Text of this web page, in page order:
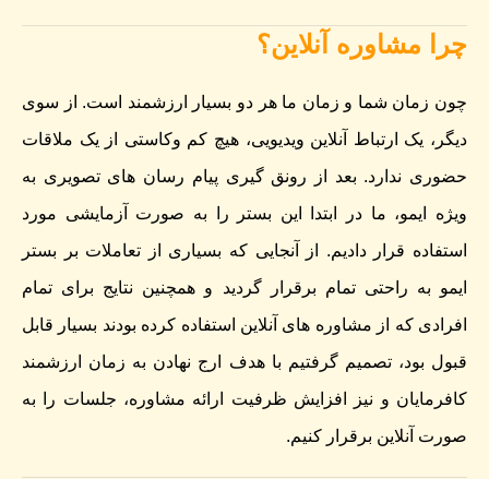
چرا مشاوره آنلاین؟
چون زمان شما و زمان ما هر دو بسیار ارزشمند است. از سوی
دیگر، یک ارتباط آنلاین ویدیویی، هیچ کم وکاستی از یک ملاقات
حضوری ندارد. بعد از رونق گیری پیام رسان های تصویری به
ویژه ایمو، ما در ابتدا این بستر را به صورت آزمایشی مورد
استفاده قرار دادیم. از آنجایی که بسیاری از تعاملات بر بستر
ایمو به راحتی تمام برقرار گردید و همچنین نتایج برای تمام
افرادی که از مشاوره های آنلاین استفاده کرده بودند بسیار قابل
قبول بود، تصمیم گرفتیم با هدف ارج نهادن به زمان ارزشمند
کافرمایان و نیز افزایش ظرفیت ارائه مشاوره، جلسات را به
صورت آنلاین برقرار کنیم.